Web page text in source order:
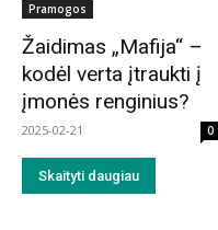
Pramogos
Žaidimas „Mafija“ –
kodėl verta įtraukti į
įmonės renginius?
2025-02-21 0
Skaityti daugiau